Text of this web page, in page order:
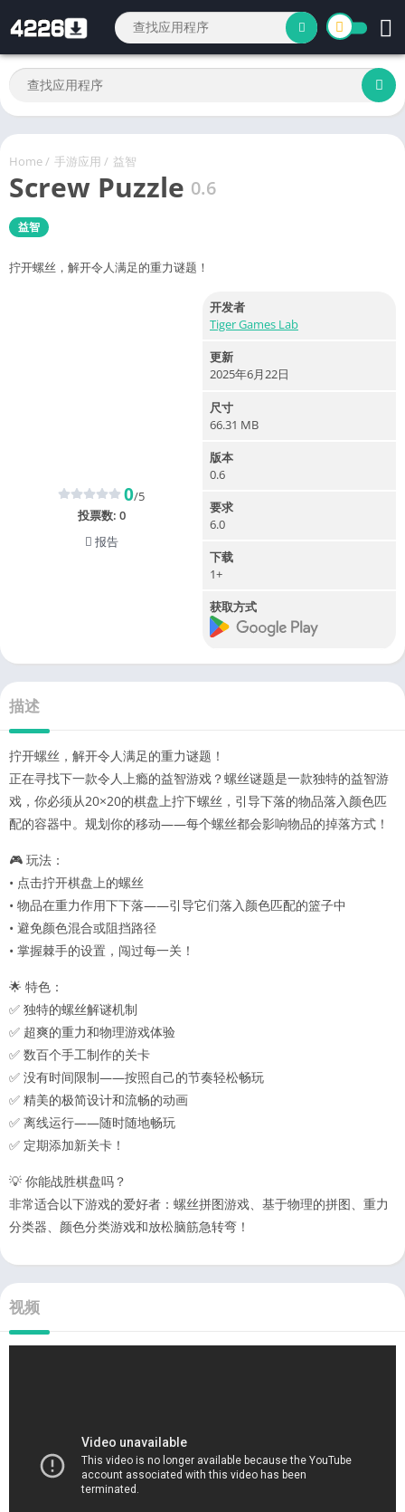
Home/ 手游应用 / 益智
Screw Puzzle 0.6
益智
拧开螺丝，解开令人满足的重力谜题！
0/5
投票数: 0
报告
开发者
Tiger Games Lab
更新
2025年6月22日
尺寸
66.31 MB
版本
0.6
要求
6.0
下载
1+
获取方式
描述
拧开螺丝，解开令人满足的重力谜题！
正在寻找下一款令人上瘾的益智游戏？螺丝谜题是一款独特的益智游
戏，你必须从20×20的棋盘上拧下螺丝，引导下落的物品落入颜色匹
配的容器中。规划你的移动——每个螺丝都会影响物品的掉落方式！
🎮 玩法：
• 点击拧开棋盘上的螺丝
• 物品在重力作用下下落——引导它们落入颜色匹配的篮子中
• 避免颜色混合或阻挡路径
• 掌握棘手的设置，闯过每一关！
🌟 特色：
✅ 独特的螺丝解谜机制
✅ 超爽的重力和物理游戏体验
✅ 数百个手工制作的关卡
✅ 没有时间限制——按照自己的节奏轻松畅玩
✅ 精美的极简设计和流畅的动画
✅ 离线运行——随时随地畅玩
✅ 定期添加新关卡！
💡 你能战胜棋盘吗？
非常适合以下游戏的爱好者：螺丝拼图游戏、基于物理的拼图、重力
分类器、颜色分类游戏和放松脑筋急转弯！
视频